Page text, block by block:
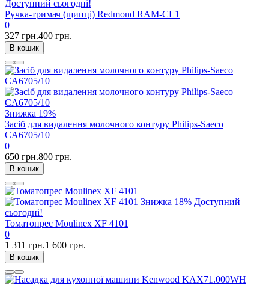
Доступний сьогодні!
Ручка-тримач (щипці) Redmond RAM-CL1
0
327 грн.400 грн.
В кошик
Знижка 19%
Засіб для видалення молочного контуру Philips-Saeco
CA6705/10
0
650 грн.800 грн.
В кошик
Знижка 18% Доступний
сьогодні!
Томатопрес Moulinex XF 4101
0
1 311 грн.1 600 грн.
В кошик